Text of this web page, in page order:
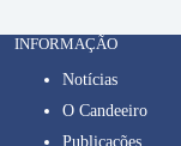
INFORMAÇÃO
Notícias
O Candeeiro
Publicações